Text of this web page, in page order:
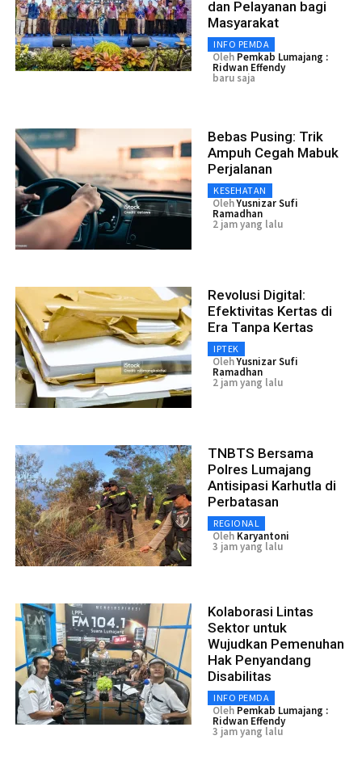
dan Pelayanan bagi
Masyarakat
INFO PEMDA
Oleh Pemkab Lumajang :
Ridwan Effendy
baru saja
Bebas Pusing: Trik
Ampuh Cegah Mabuk
Perjalanan
KESEHATAN
OlehYusnizar Sufi
Ramadhan
2 jam yang lalu
Revolusi Digital:
Efektivitas Kertas di
Era Tanpa Kertas
IPTEK
OlehYusnizar Sufi
Ramadhan
2 jam yang lalu
TNBTS Bersama
Polres Lumajang
Antisipasi Karhutla di
Perbatasan
REGIONAL
Oleh Karyantoni
3 jam yang lalu
Kolaborasi Lintas
Sektor untuk
Wujudkan Pemenuhan
Hak Penyandang
Disabilitas
INFO PEMDA
Oleh Pemkab Lumajang :
Ridwan Effendy
3 jam yang lalu